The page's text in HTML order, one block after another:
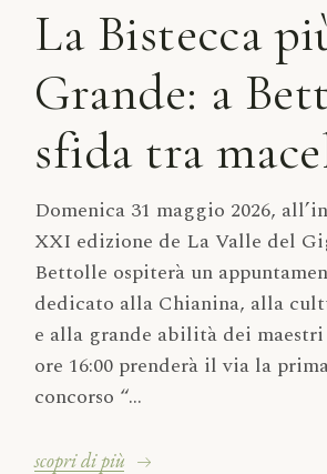
La Bistecca
Grande: a
sfida tra
Domenica 31 maggio 2026,
XXI edizione de La Valle del
Bettolle ospiterà un
dedicato alla Chianina, alla
e alla grande abilità dei
ore 16:00 prenderà il via la
concorso “...
scopri di più